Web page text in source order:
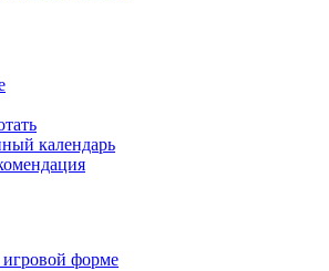
календарь
форме